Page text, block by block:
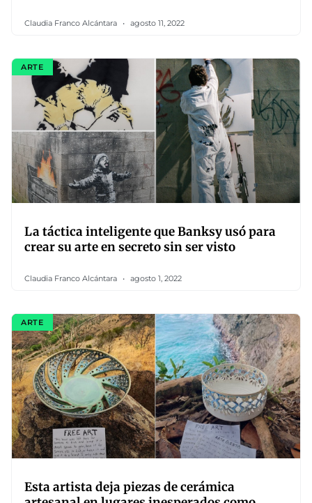
Claudia Franco Alcántara agosto 11, 2022
ARTE
La táctica inteligente que Banksy usó para
crear su arte en secreto sin ser visto
Claudia Franco Alcántara agosto 1, 2022
ARTE
Esta artista deja piezas de cerámica